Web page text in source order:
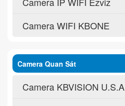
Camera WIFI KBONE
Camera Quan Sát
Camera KBVISION U.S.A